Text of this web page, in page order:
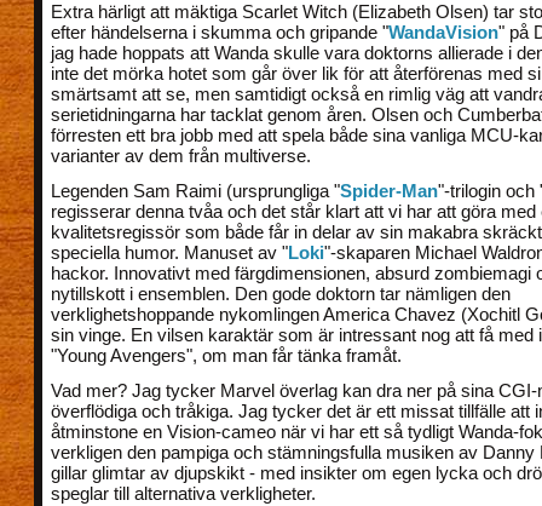
Extra härligt att mäktiga Scarlet Witch (Elizabeth Olsen) tar
efter händelserna i skumma och gripande "WandaVision" på
jag hade hoppats att Wanda skulle vara doktorns allierade i
inte det mörka hotet som går över lik för att återförenas med
smärtsamt att se, men samtidigt också en rimlig väg att
serietidningarna har tacklat genom åren. Olsen och
förresten ett bra jobb med att spela både sina vanliga MCU-
varianter av dem från multiverse.
Legenden Sam Raimi (ursprungliga "Spider-Man"-trilogin och
regisserar denna tvåa och det står klart att vi har att göra med
kvalitetsregissör som både får in delar av sin makabra
speciella humor. Manuset av "Loki"-skaparen Michael
hackor. Innovativt med färgdimensionen, absurd zombiemagi
nytillskott i ensemblen. Den gode doktorn tar nämligen den
verklighetshoppande nykomlingen America Chavez (Xochitl
sin vinge. En vilsen karaktär som är intressant nog att få med
"Young Avengers", om man får tänka framåt.
Vad mer? Jag tycker Marvel överlag kan dra ner på sina CGI-
överflödiga och tråkiga. Jag tycker det är ett missat tillfälle att
åtminstone en Vision-cameo när vi har ett så tydligt Wanda-
verkligen den pampiga och stämningsfulla musiken av Danny
gillar glimtar av djupskikt - med insikter om egen lycka och
speglar till alternativa verkligheter.